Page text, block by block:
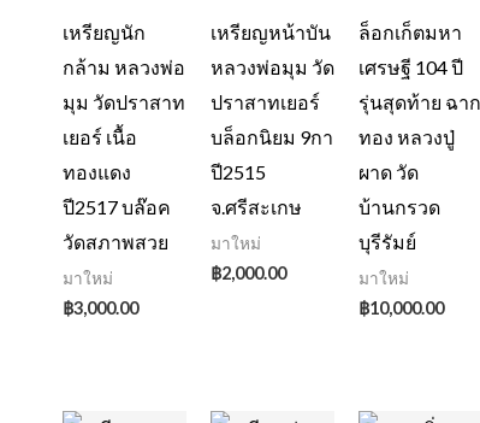
เหรียญนัก
กล้าม หลวงพ่อ
มุม วัดปราสาท
เยอร์ เนื้อ
ทองแดง
ปี2517 บล๊อค
วัดสภาพสวย
มาใหม่
฿3,000.00
เหรียญหน้าบัน
หลวงพ่อมุม วัด
ปราสาทเยอร์
บล็อกนิยม 9กา
ปี2515
จ.ศรีสะเกษ
มาใหม่
฿2,000.00
ล็อกเก็ตมหา
เศรษฐี 104 ปี
รุ่นสุดท้าย ฉาก
ทอง หลวงปู่
ผาด วัด
บ้านกรวด
บุรีรัมย์
มาใหม่
฿10,000.00